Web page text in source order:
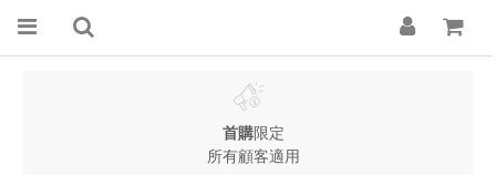
首購限定
所有顧客適用